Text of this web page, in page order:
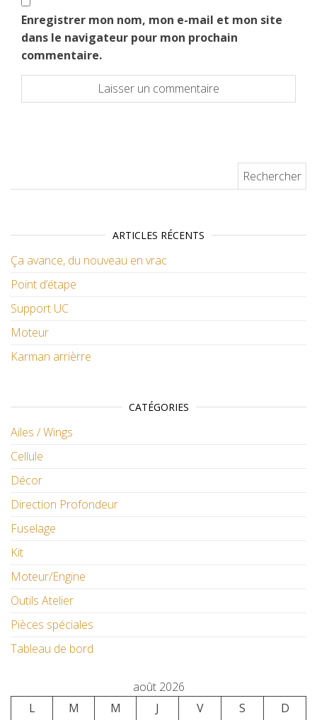
Enregistrer mon nom, mon e-mail et mon site
dans le navigateur pour mon prochain
commentaire.
ARTICLES RÉCENTS
Ça avance, du nouveau en vrac
Point d’étape
Support UC
Moteur
Karman arrièrre
CATÉGORIES
Ailes / Wings
Cellule
Décor
Direction Profondeur
Fuselage
Kit
Moteur/Engine
Outils Atelier
Pièces spéciales
Tableau de bord
août 2026
L
M M J V S
D